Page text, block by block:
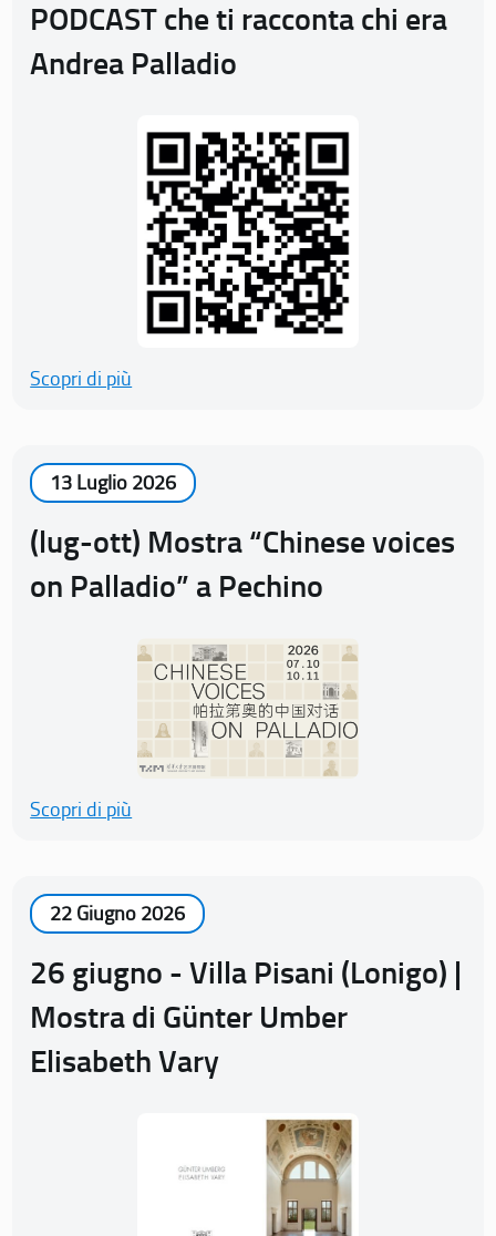
PODCAST che ti racconta chi era
Andrea Palladio
Scopri di più
13 Luglio 2026
(lug-ott) Mostra “Chinese voices
on Palladio” a Pechino
Scopri di più
22 Giugno 2026
26 giugno - Villa Pisani (Lonigo) |
Mostra di Günter Umber
Elisabeth Vary